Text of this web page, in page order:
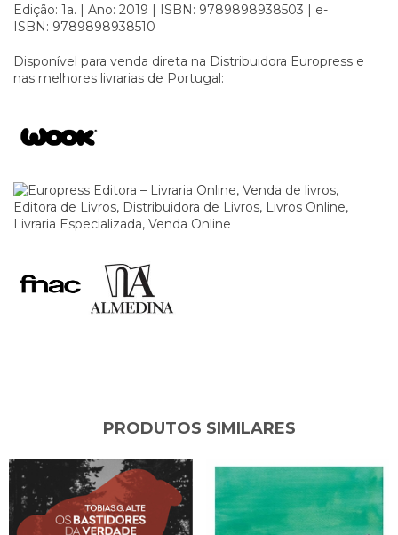
Edição: 1a. | Ano: 2019 | ISBN: 9789898938503 | e-
ISBN: 9789898938510
Disponível para venda direta na Distribuidora Europress e
nas melhores livrarias de Portugal:
PRODUTOS SIMILARES